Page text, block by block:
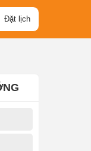
Đặt lịch